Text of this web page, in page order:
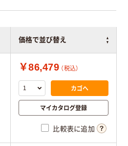
価格で並び替え
￥86,479 （税込）
カゴへ
マイカタログ登録
比較表に追加